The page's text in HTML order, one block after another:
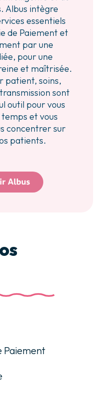
Albus intègre
essentiels
de Paiement et
par une
pour une
et maîtrisée.
patient, soins,
sont
outil pour vous
et vous
concentrer sur
patients.
Paiement